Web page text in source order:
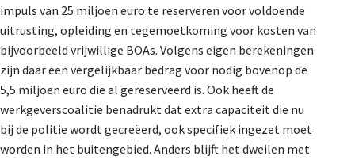
impuls van 25 miljoen euro te reserveren voor voldoende
uitrusting, opleiding en tegemoetkoming voor kosten van
bijvoorbeeld vrijwillige BOAs. Volgens eigen berekeningen
zijn daar een vergelijkbaar bedrag voor nodig bovenop de
5,5 miljoen euro die al gereserveerd is. Ook heeft de
werkgeverscoalitie benadrukt dat extra capaciteit die nu
bij de politie wordt gecreëerd, ook specifiek ingezet moet
worden in het buitengebied. Anders blijft het dweilen met